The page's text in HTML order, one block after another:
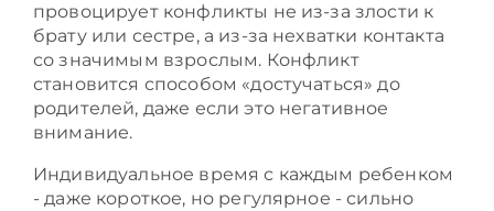
провоцирует конфликты не из-за злости к
брату или сестре, а из-за нехватки контакта
со значимым взрослым. Конфликт
становится способом «достучаться» до
родителей, даже если это негативное
внимание.
Индивидуальное время с каждым ребенком
- даже короткое, но регулярное - сильно